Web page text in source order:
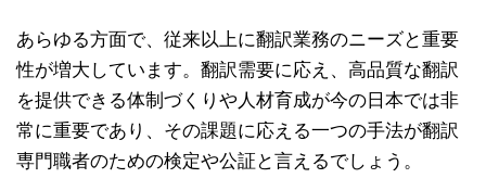
あらゆる方面で、従来以上に翻訳業務のニーズと重要
性が増大しています。翻訳需要に応え、高品質な翻訳
を提供できる体制づくりや人材育成が今の日本では非
常に重要であり、その課題に応える一つの手法が翻訳
専門職者のための検定や公証と言えるでしょう。